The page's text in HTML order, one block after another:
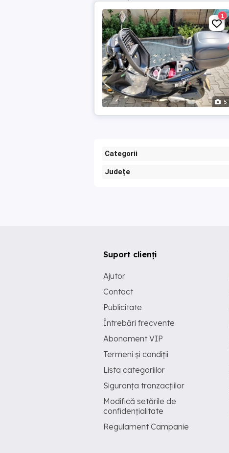
5
1
Categorii
Județe
Suport clienți
Ajutor
Contact
Publicitate
Întrebări frecvente
Abonament VIP
Termeni și condiții
Lista categoriilor
Siguranța tranzacțiilor
Modifică setările de
confidențialitate
Regulament Campanie